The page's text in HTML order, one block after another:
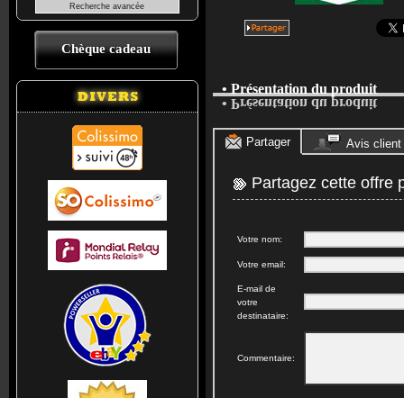
Chèque cadeau
• Présentation du produit
• Présentation du produit
Partager Avis client
Partagez cette offre
Votre nom:
Votre email:
E-mail de
votre
destinataire:
Commentaire: